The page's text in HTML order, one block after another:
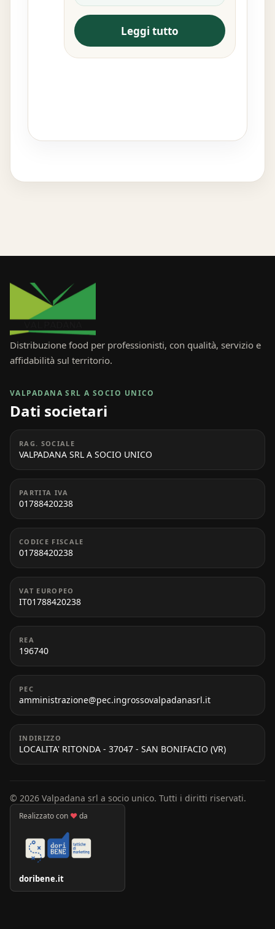
Leggi tutto
Distribuzione food per professionisti, con qualità, servizio e
affidabilità sul territorio.
VALPADANA SRL A SOCIO UNICO
Dati societari
RAG. SOCIALE
VALPADANA SRL A SOCIO UNICO
PARTITA IVA
01788420238
CODICE FISCALE
01788420238
VAT EUROPEO
IT01788420238
REA
196740
PEC
amministrazione@pec.ingrossovalpadanasrl.it
INDIRIZZO
LOCALITA' RITONDA - 37047 - SAN BONIFACIO (VR)
© 2026 Valpadana srl a socio unico. Tutti i diritti riservati.
Realizzato con ♥da
doribene.it